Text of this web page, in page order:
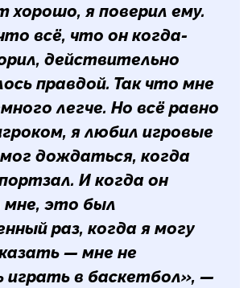
хорошо, я поверил ему.
всё, что он когда-
действительно
правдой. Так что мне
легче. Но всё равно
я любил игровые
дождаться, когда
И когда он
мне, это был
раз, когда я могу
— мне не
играть в баскетбол», —